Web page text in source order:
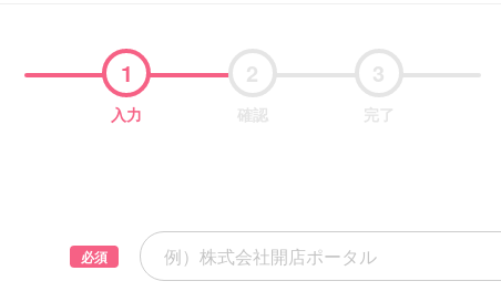
1
入力
2
確認
3
完了
必須